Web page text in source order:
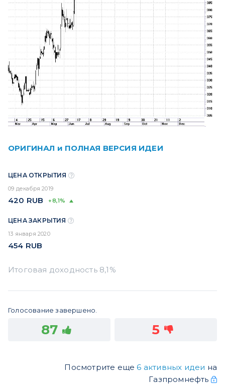
ОРИГИНАЛ и ПОЛНАЯ ВЕРСИЯ ИДЕИ
ЦЕНА ОТКРЫТИЯ
09 декабря 2019
420 RUB +8,1%
ЦЕНА ЗАКРЫТИЯ
13 января 2020
454 RUB
Голосование завершено.
87 5
Посмотрите еще6 активных идеи на
Газпромнефть